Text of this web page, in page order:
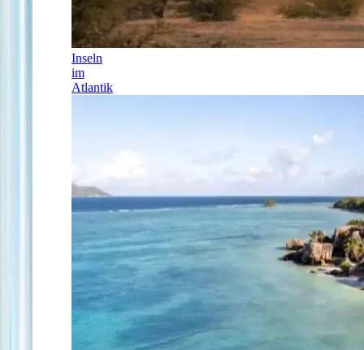
Inseln
im
Atlantik